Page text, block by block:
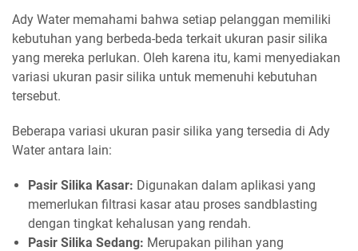
Ady Water memahami bahwa setiap pelanggan memiliki
kebutuhan yang berbeda-beda terkait ukuran pasir silika
yang mereka perlukan. Oleh karena itu, kami menyediakan
variasi ukuran pasir silika untuk memenuhi kebutuhan
tersebut.
Beberapa variasi ukuran pasir silika yang tersedia di Ady
Water antara lain:
Pasir Silika Kasar: Digunakan dalam aplikasi yang
memerlukan filtrasi kasar atau proses sandblasting
dengan tingkat kehalusan yang rendah.
Pasir Silika Sedang: Merupakan pilihan yang